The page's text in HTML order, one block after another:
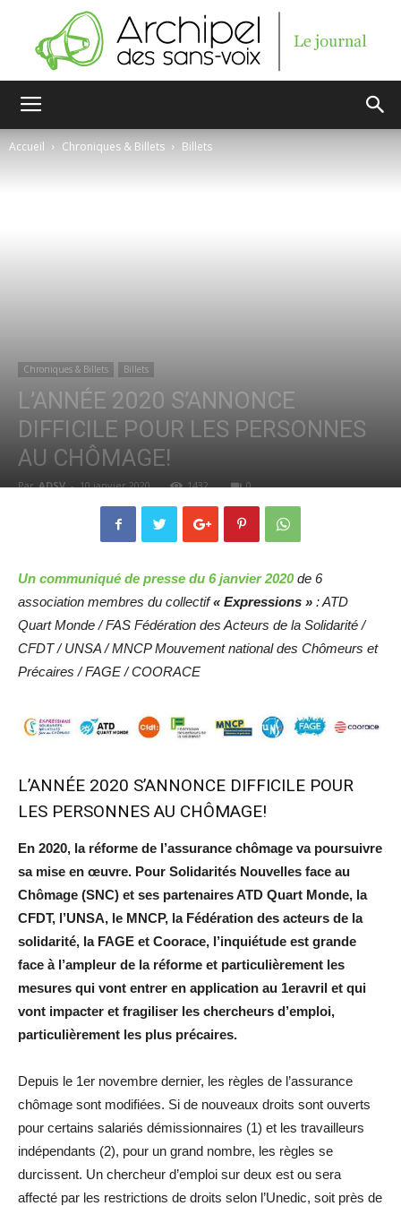
Accueil Chroniques & Billets Billets
Chroniques & Billets Billets
L’ANNÉE 2020 S’ANNONCE
DIFFICILE POUR LES PERSONNES
AU CHÔMAGE!
Par ADSV - 10 janvier 2020 1432 0
Un communiqué de presse du 6 janvier 2020de 6
association membres du collectif« Expressions » : ATD
Quart Monde / FAS Fédération des Acteurs de la Solidarité /
CFDT / UNSA / MNCP Mouvement national des Chômeurs et
Précaires / FAGE / COORACE
L’ANNÉE 2020 S’ANNONCE DIFFICILE POUR
LES PERSONNES AU CHÔMAGE!
En 2020, la réforme de l’assurance chômage va poursuivre
sa mise en œuvre. Pour Solidarités Nouvelles face au
Chômage (SNC) et ses partenaires ATD Quart Monde, la
CFDT, l’UNSA, le MNCP, la Fédération des acteurs de la
solidarité, la FAGE et Coorace, l’inquiétude est grande
face à l’ampleur de la réforme et particulièrement les
mesures qui vont entrer en application au 1eravril et qui
vont impacter et fragiliser les chercheurs d’emploi,
particulièrement les plus précaires.
Depuis le 1er novembre dernier, les règles de l’assurance
chômage sont modifiées. Si de nouveaux droits sont ouverts
pour certains salariés démissionnaires (1) et les travailleurs
indépendants (2), pour un grand nombre, les règles se
durcissent. Un chercheur d’emploi sur deux est ou sera
affecté par les restrictions de droits selon l’Unedic, soit près de